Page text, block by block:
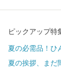
ピックアップ特
夏の必需品！ひ
夏の挨拶、まだ